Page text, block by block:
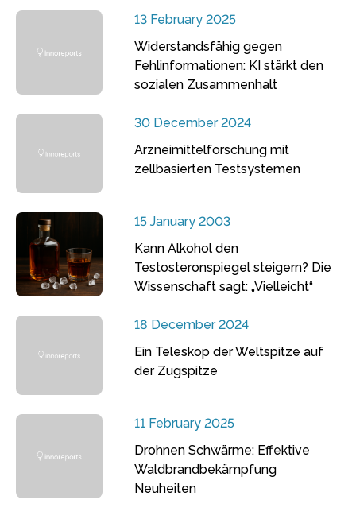
13 February 2025
Widerstandsfähig gegen
Fehlinformationen: KI stärkt den
sozialen Zusammenhalt
30 December 2024
Arzneimittelforschung mit
zellbasierten Testsystemen
15 January 2003
Kann Alkohol den
Testosteronspiegel steigern? Die
Wissenschaft sagt: „Vielleicht“
18 December 2024
Ein Teleskop der Weltspitze auf
der Zugspitze
11 February 2025
Drohnen Schwärme: Effektive
Waldbrandbekämpfung
Neuheiten